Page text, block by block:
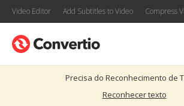
Video Editor Add Subtitles to Video Compress
Precisa do Reconhecimento de
Reconhecer texto